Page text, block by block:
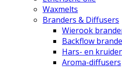
Waxmelts
Branders & Diffusers
Wierook
Backflow
Hars- en
Aroma-diffusers